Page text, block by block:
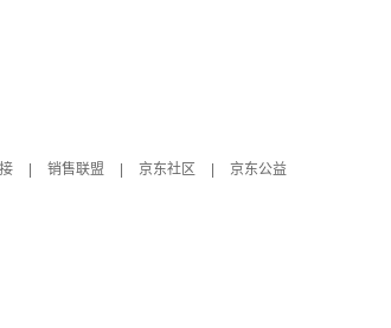
销售联盟 京东社区
京东公益